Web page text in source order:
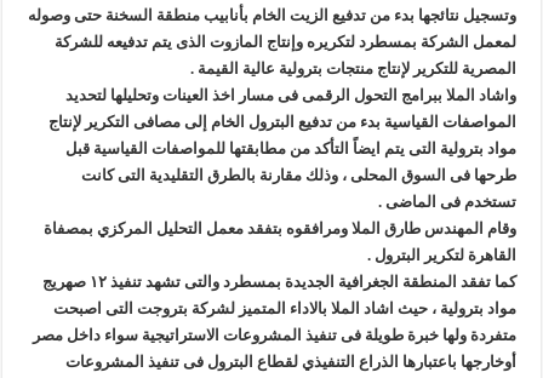
وتسجيل نتائجها بدء من تدفيع الزيت الخام بأنابيب منطقة السخنة حتى وصوله
لمعمل الشركة بمسطرد لتكريره وإنتاج المازوت الذى يتم تدفيعه للشركة
المصرية للتكرير لإنتاج منتجات بترولية عالية القيمة .
واشاد الملا ببرامج التحول الرقمى فى مسار اخذ العينات وتحليلها لتحديد
المواصفات القياسية بدء من تدفيع البترول الخام إلى مصافى التكرير لإنتاج
مواد بترولية التى يتم ايضاً التأكد من مطابقتها للمواصفات القياسية قبل
طرحها فى السوق المحلى ، وذلك مقارنة بالطرق التقليدية التى كانت
تستخدم فى الماضى .
وقام المهندس طارق الملا ومرافقوه بتفقد معمل التحليل المركزي بمصفاة
القاهرة لتكرير البترول .
كما تفقد المنطقة الجغرافية الجديدة بمسطرد والتى تشهد تنفيذ ١٢ صهريج
مواد بترولية ، حيث اشاد الملا بالاداء المتميز لشركة بتروجت التى اصبحت
متفردة ولها خبرة طويلة فى تنفيذ المشروعات الاستراتيجية سواء داخل مصر
أوخارجها باعتبارها الذراع التنفيذي لقطاع البترول فى تنفيذ المشروعات